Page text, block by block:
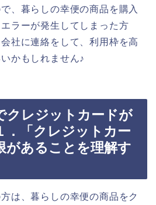
、暮らしの幸便の商品を購入
ラーが発生してしまった方
社に連絡をして、利用枠を高
かもしれません♪
クレジットカードが
．「クレジットカー
があることを理解す
は、暮らしの幸便の商品をク